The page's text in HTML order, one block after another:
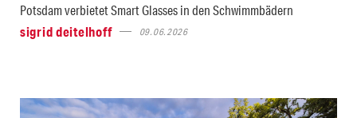
Potsdam verbietet Smart Glasses in den Schwimmbädern
sigrid deitelhoff
09.06.2026